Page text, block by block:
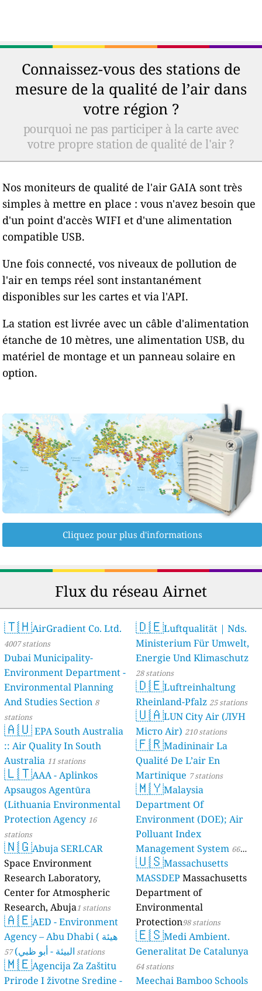
Connaissez-vous des stations de
mesure de la qualité de l’air dans
votre région ?
pourquoi ne pas participer à la carte avec
votre propre station de qualité de l'air ?
Nos moniteurs de qualité de l'air GAIA sont très
simples à mettre en place : vous n'avez besoin que
d'un point d'accès WIFI et d'une alimentation
compatible USB.
Une fois connecté, vos niveaux de pollution de
l'air en temps réel sont instantanément
disponibles sur les cartes et via l'API.
La station est livrée avec un câble d'alimentation
étanche de 10 mètres, une alimentation USB, du
matériel de montage et un panneau solaire en
option.
Cliquez pour plus d'informations
Flux du réseau Airnet
🇹🇭AirGradient Co. Ltd.
4007 stations
Dubai Municipality-
Environment Department -
Environmental Planning
And Studies Section 8
stations
🇦🇺EPA South Australia
:: Air Quality In South
Australia 11 stations
🇱🇹AAA - Aplinkos
Apsaugos Agentūra
(Lithuania Environmental
Protection Agency 16
stations
🇳🇬Abuja SERLCAR
Space Environment
Research Laboratory,
Center for Atmospheric
Research, Abuja1 stations
🇦🇪AED - Environment
Agency – Abu Dhabi ( هيئة
البيئة - أبو ظبي) 57 stations
🇲🇪Agencija Za Zaštitu
Prirode I životne Sredine -
🇩🇪Luftqualität | Nds.
Ministerium Für Umwelt,
Energie Und Klimaschutz
28 stations
🇩🇪Luftreinhaltung
Rheinland-Pfalz 25 stations
🇺🇦LUN City Air (ЛУН
Місто Air) 210 stations
🇫🇷Madininair La
Qualité De L’air En
Martinique 7 stations
🇲🇾Malaysia
Department Of
Environment (DOE); Air
Polluant Index
Management System 66
stations
🇺🇸Massachusetts
MASSDEP Massachusetts
Department of
Environmental
Protection98 stations
🇪🇸Medi Ambient.
Generalitat De Catalunya
64 stations
Meechai Bamboo Schools